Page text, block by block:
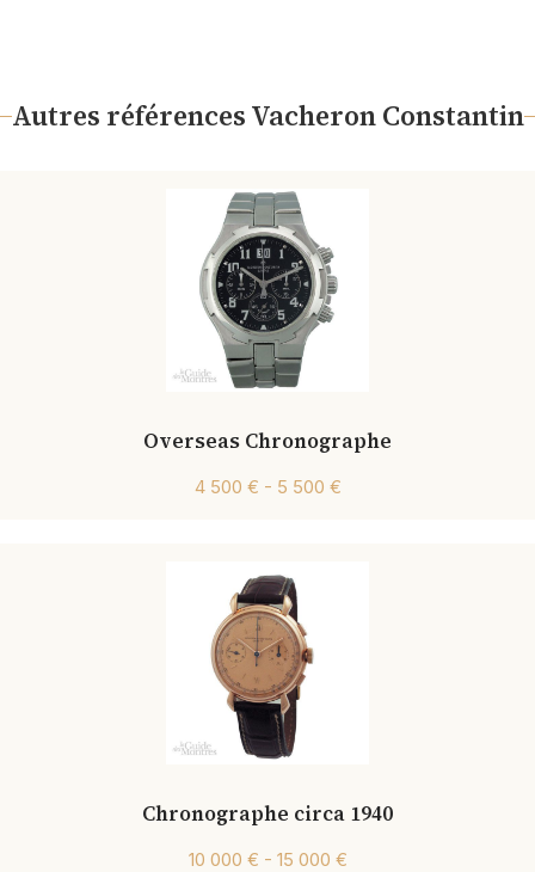
Autres références Vacheron Constantin
Overseas Chronographe
4 500 € - 5 500 €
Chronographe circa 1940
10 000 € - 15 000 €